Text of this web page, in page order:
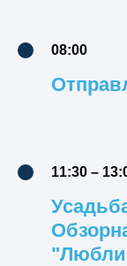
08:00
11:30 –